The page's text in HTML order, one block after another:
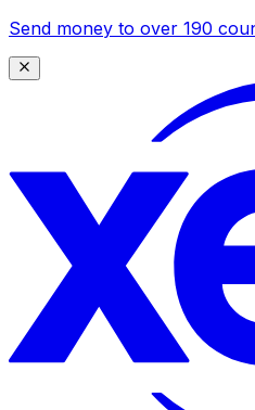
Send money to over 190